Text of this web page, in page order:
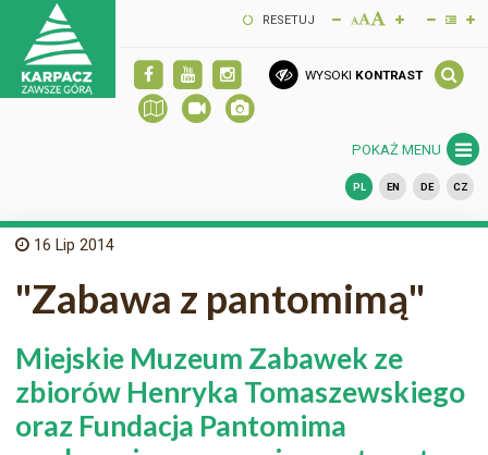
RESETUJ
WYSOKI KONTRAST
POKAŻ MENU
PL EN DE CZ
16 Lip 2014
"Zabawa z pantomimą"
Miejskie Muzeum Zabawek ze
zbiorów Henryka Tomaszewskiego
oraz Fundacja Pantomima